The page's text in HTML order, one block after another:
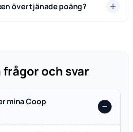
över tjänade poäng?
frågor och svar
mina Coop